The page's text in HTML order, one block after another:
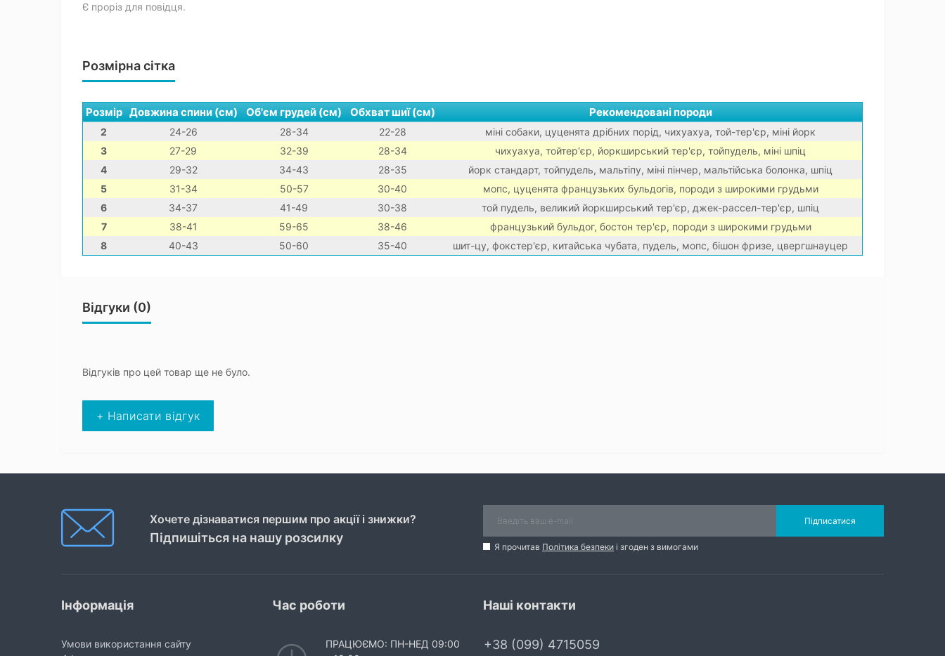
Є проріз для повідця.
Розмірна сітка
Розмір Довжина спини (см) Об'єм грудей (см) Обхват шиї (см) Рекомендовані породи
2 24-26 28-34 22-28
міні собаки, цуценята дрібних порід, чихуахуа, той-тер'єр, міні йорк
3
27-29 32-39 28-34
чихуахуа, тойтер'єр, йоркширський тер'єр, тойпудель, міні шпіц
4
29-32 34-43 28-35
йорк стандарт, тойпудель, мальтіпу, міні пінчер, мальтійська болонка, шпіц
5
31-34 50-57 30-40
мопс, цуценята французьких бульдогів, породи з широкими грудьми
6
34-37 41-49 30-38
той пудель, великий йоркширський тер'єр, джек-рассел-тер'єр, шпіц
7
38-41 59-65 38-46
французький бульдог, бостон тер'єр, породи з широкими грудьми
8
40-43 50-60 35-40 шит-цу, фокстер'єр, китайська чубата, пудель, мопс, бішон фризе, цвергшнауцер
Відгуки (0)
Відгуків про цей товар ще не було.
+ Написати відгук
Хочете дізнаватися першим про акції і знижки?
Підпишіться на нашу розсилку
Підписатися
Я прочитав Політика безпеки і згоден з вимогами
Інформація
Умови використання сайту
Час роботи
ПРАЦЮЄМО: ПН-НЕД 09:00
Наші контакти
+38 (099) 4715059